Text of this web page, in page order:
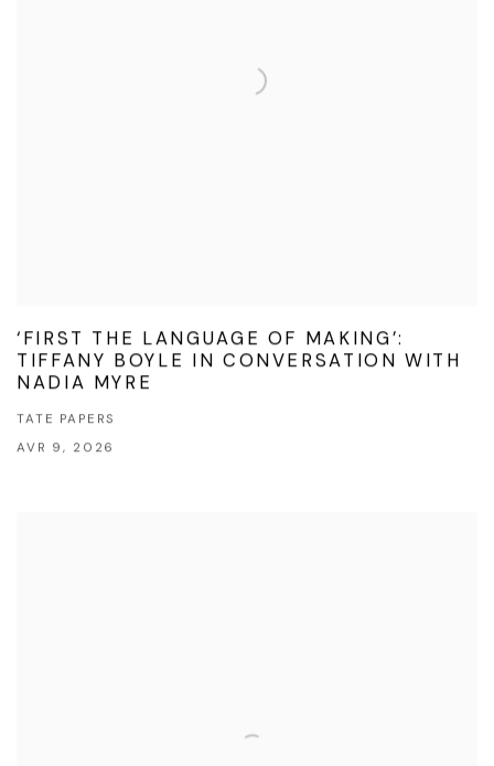
‘FIRST THE LANGUAGE OF MAKING’:
TIFFANY BOYLE IN CONVERSATION WITH
NADIA MYRE
TATE PAPERS
AVR 9, 2026